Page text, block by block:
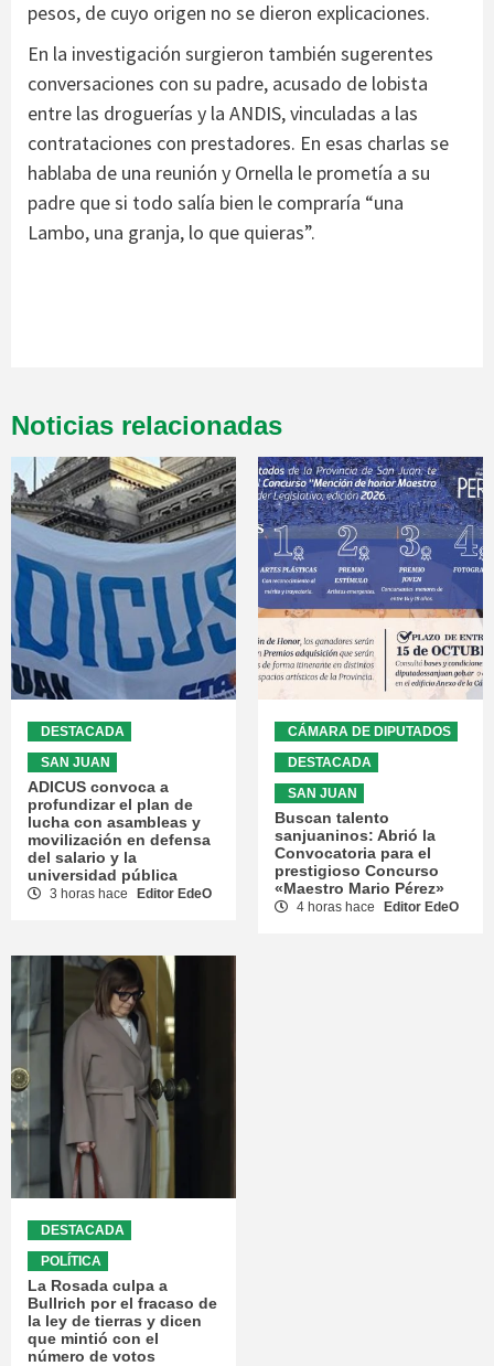
pesos, de cuyo origen no se dieron explicaciones.
En la investigación surgieron también sugerentes
conversaciones con su padre, acusado de lobista
entre las droguerías y la ANDIS, vinculadas a las
contrataciones con prestadores. En esas charlas se
hablaba de una reunión y Ornella le prometía a su
padre que si todo salía bien le compraría “una
Lambo, una granja, lo que quieras”.
Noticias relacionadas
DESTACADA
SAN JUAN
ADICUS convoca a
profundizar el plan de
lucha con asambleas y
movilización en defensa
del salario y la
universidad pública
3 horas hace Editor EdeO
CÁMARA DE DIPUTADOS
DESTACADA
SAN JUAN
Buscan talento
sanjuaninos: Abrió la
Convocatoria para el
prestigioso Concurso
«Maestro Mario Pérez»
4 horas hace Editor EdeO
DESTACADA
POLÍTICA
La Rosada culpa a
Bullrich por el fracaso de
la ley de tierras y dicen
que mintió con el
número de votos